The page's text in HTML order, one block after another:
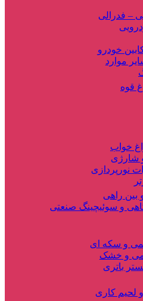
– فدرالی
خودرو
موارد
قوه
خواب
نورپردازی
بین راهی
و سوئیچینگ صنعتی
و سکه ای
و خشک
باتری
و لحیم کاری